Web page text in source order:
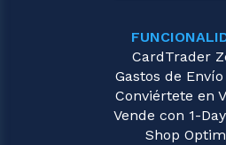
CardTrader
Gastos de
Conviértete en
Vende con 1-
Shop